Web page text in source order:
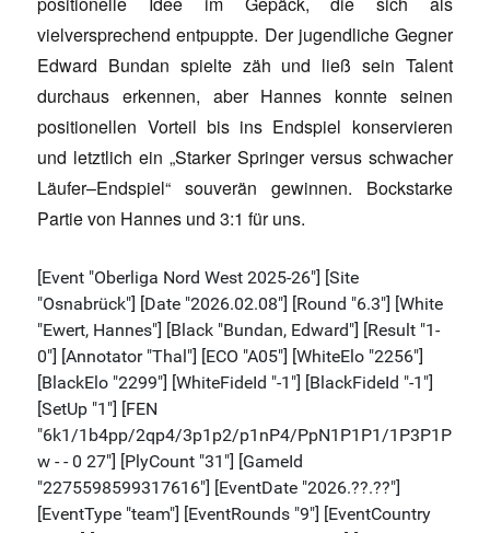
vielversprechend entpuppte. Der jugendliche Gegner
Edward Bundan spielte zäh und ließ sein Talent
durchaus erkennen, aber Hannes konnte seinen
positionellen Vorteil bis ins Endspiel konservieren
und letztlich ein „Starker Springer versus schwacher
Läufer–Endspiel“ souverän gewinnen. Bockstarke
Partie von Hannes und 3:1 für uns.